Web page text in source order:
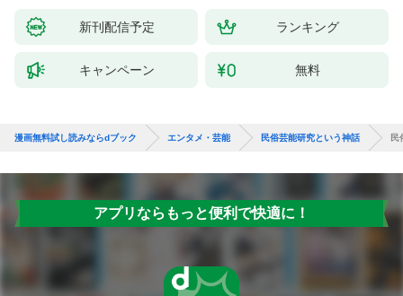
新刊配信予定 ランキング
キャンペーン 無料
漫画無料試し読みならdブック エンタメ・芸能 民俗芸能研究という神話 民
アプリならもっと便利で快適に！